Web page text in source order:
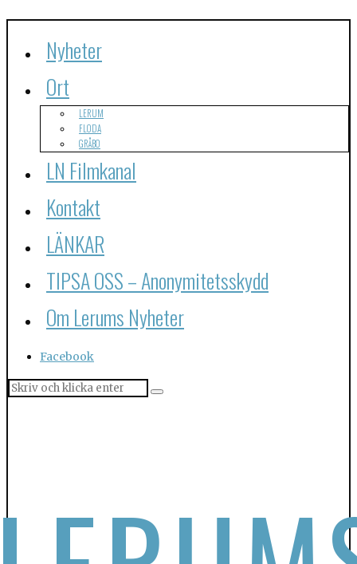
Nyheter
Ort
LERUM
FLODA
GRÅBO
LN Filmkanal
Kontakt
LÄNKAR
TIPSA OSS – Anonymitetsskydd
Om Lerums Nyheter
Facebook